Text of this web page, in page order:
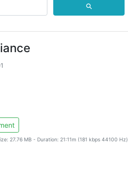
⚲
27.76 MB - Duration: 21:11m (181 kbps 44100 Hz)